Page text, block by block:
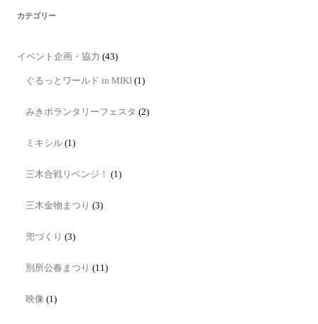
カテゴリー
イベント企画・協力 (43)
ぐるっとワールド in MIKI (1)
みきボランタリーフェスタ (2)
ミキシル (1)
三木合戦リベンジ！ (1)
三木金物まつり (3)
兜づくり (3)
別所公春まつり (11)
映像 (1)